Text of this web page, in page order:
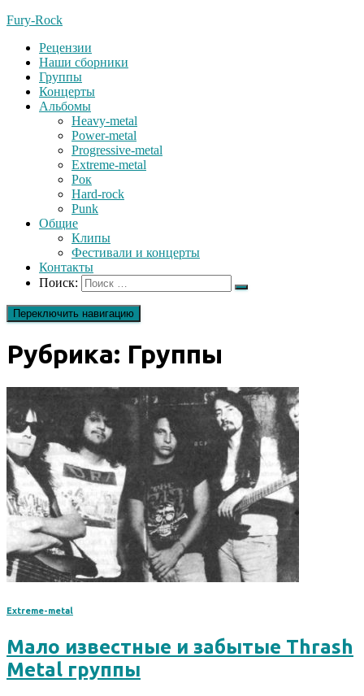
Fury-Rock
Рецензии
Наши сборники
Группы
Концерты
Альбомы
Heavy-metal
Power-metal
Progressive-metal
Extreme-metal
Рок
Hard-rock
Punk
Общие
Клипы
Фестивали и концерты
Контакты
Поиск:
Переключить навигацию
Рубрика: Группы
Extreme-metal
Мало известные и забытые Thrash
Metal группы